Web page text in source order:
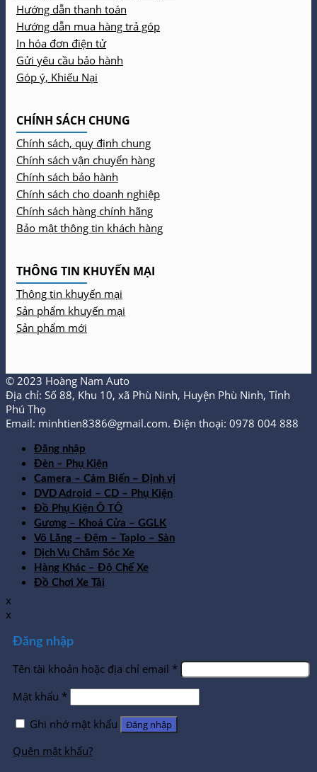
Hướng dẫn thanh toán
Hướng dẫn mua hàng trả góp
In hóa đơn điện tử
Gửi yêu cầu bảo hành
Góp ý, Khiếu Nại
CHÍNH SÁCH CHUNG
Chính sách, quy định chung
Chính sách vận chuyển hàng
Chính sách bảo hành
Chính sách cho doanh nghiệp
Chính sách hàng chính hãng
Bảo mật thông tin khách hàng
THÔNG TIN KHUYẾN MẠI
Thông tin khuyến mại
Sản phẩm khuyến mại
Sản phẩm mới
© 2023 Hoàng Nam Auto
Địa chỉ: Số 88, Khu 10, xã Phù Ninh, Huyện Phù Ninh, Tỉnh
Phú Thọ
Email: minhtien8386@gmail.com. Điện thoại: 0978 004 888
Đăng nhập
Đèn – Phụ Kiện
Camera – Cảm Biến – Định vị
DVD Adroid – CD – Phụ Kiện
Đồ Phụ Kiện Ô TÔ
Gương – Khoá Cửa – GGLK
Vô Lăng – Đệm – Taplo – Sàn
Dịch Vụ Chăm Sóc Xe
Hàng Khác – Độ Chế Xe
Đồ Chơi Xe Tải
x
x
Đăng nhập
Tên tài khoản hoặc địa chỉ email *
Mật khẩu *
Ghi nhớ mật khẩu
Đăng nhập
Quên mật khẩu?